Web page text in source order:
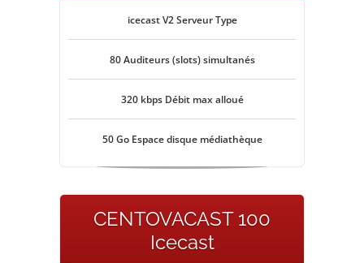
icecast V2 Serveur Type
80 Auditeurs (slots) simultanés
320 kbps Débit max alloué
50 Go Espace disque médiathèque
CENTOVACAST 100
Icecast